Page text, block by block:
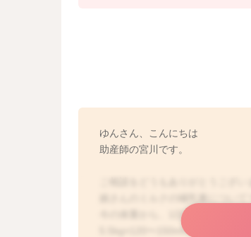
ゆんさん、こんにちは
助産師の宮川です。
今の体重から、1日に必要な哺乳
5.5kg×120〜150ml＝660〜825ml